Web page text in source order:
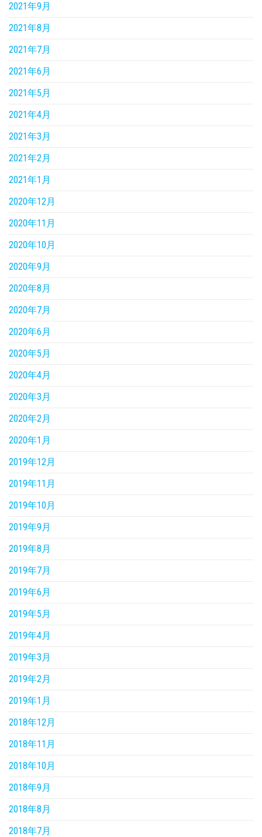
2021年9月
2021年8月
2021年7月
2021年6月
2021年5月
2021年4月
2021年3月
2021年2月
2021年1月
2020年12月
2020年11月
2020年10月
2020年9月
2020年8月
2020年7月
2020年6月
2020年5月
2020年4月
2020年3月
2020年2月
2020年1月
2019年12月
2019年11月
2019年10月
2019年9月
2019年8月
2019年7月
2019年6月
2019年5月
2019年4月
2019年3月
2019年2月
2019年1月
2018年12月
2018年11月
2018年10月
2018年9月
2018年8月
2018年7月